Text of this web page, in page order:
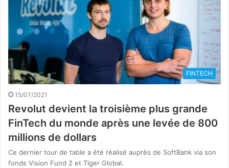
FINTECH
15/07/2021
Revolut devient la troisième plus grande
FinTech du monde après une levée de 800
millions de dollars
Ce dernier tour de table a été réalisé auprès de SoftBank via son
fonds Vision Fund 2 et Tiger Global.